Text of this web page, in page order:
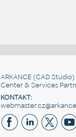
ARKANCE (CAD
Center & Services
KONTAKT: